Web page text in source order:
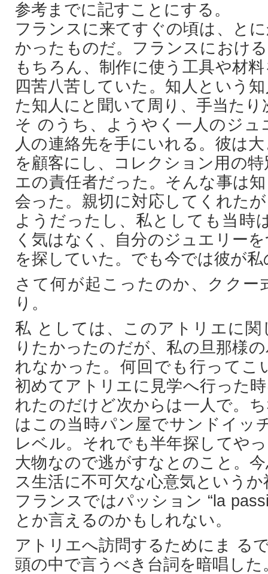
参考までに記すことにする。
フランスに来てすぐの頃は、と
かったものだ。フランスにおけ
もちろん、制作に使う工具や材
四苦八苦していた。知人という
た知人にと聞いて周り、手当た
そ のうち、ようやく一人のジ
人の連絡先を手にいれる。彼は
を顧客にし、コレクション用の
エの責任者だった。そんな事は
会った。親切に対応してくれた
ようだったし、私としても当時
く気はなく、自分のジュエリー
を探していた。でも今では彼が
さて何が起こったのか、ククー
り。
私 としては、このアトリエに
りたかったのだが、私の旦那様
れなかった。何回でも行って
初めてアトリエに見学へ行った
れたのだけど次からは一人で。
はこの当時パン屋でサンドイッ
レベル。それでも半年探してや
大物なので逃がすなとのこと。
ス生活に不可欠な心意気という
フランスではパッション “la
とか言えるのかもしれない。
アトリエへ訪問するためにま る
頭の中で言うべき台詞を暗唱し